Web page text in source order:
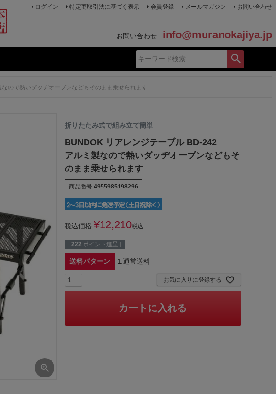
ログイン 特定商取引法に基づく表示 会員登録 メールマガジン お問い合わせ
お問い合わせ info@muranokajiya.jp
ので熱いダッヂオーブンなどもそのまま乗せられます
折りたたみ式で組み立て簡単
BUNDOK リアレンジテーブル BD-242
アルミ製なので熱いダッヂオーブンなどもそ
のまま乗せられます
商品番号 4955985198296
税込価格 ¥12,210税込
[ 222 ポイント進呈 ]
送料パターン 1.通常送料
お気に入りに登録する
カートに入れる